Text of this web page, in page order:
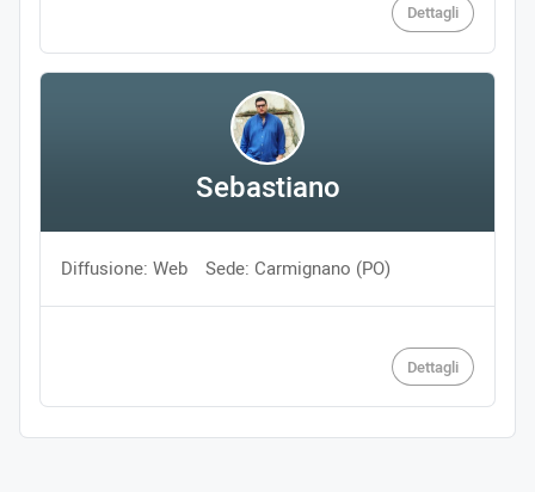
Dettagli
Sebastiano
Diffusione: Web Sede: Carmignano (PO)
Dettagli